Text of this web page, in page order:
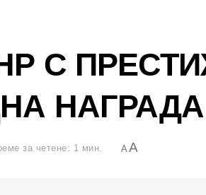
С
НАГРАДА
за четене: 1 мин. AA